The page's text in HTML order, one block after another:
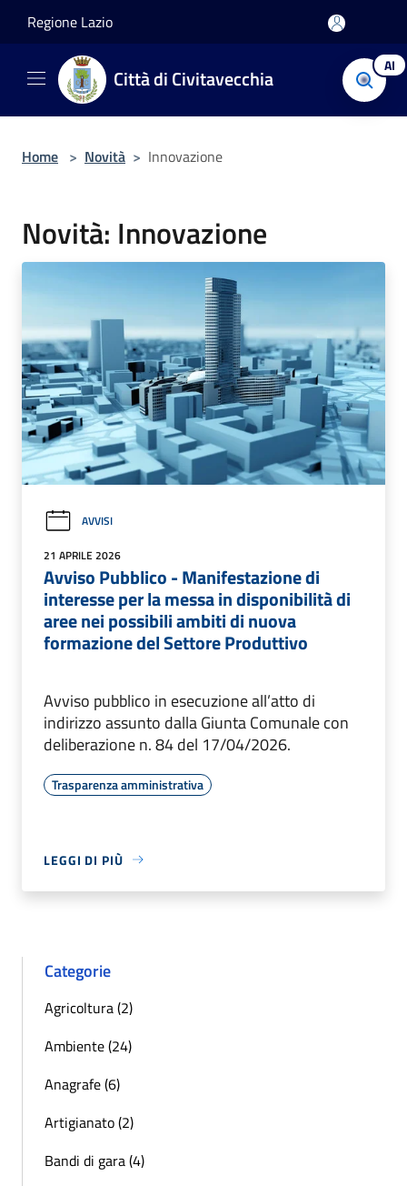
Regione Lazio
Città di Civitavecchia AI
Home > Novità > Innovazione
Novità: Innovazione
AVVISI
21 APRILE 2026
Avviso Pubblico - Manifestazione di
interesse per la messa in disponibilità di
aree nei possibili ambiti di nuova
formazione del Settore Produttivo
Avviso pubblico in esecuzione all’atto di
indirizzo assunto dalla Giunta Comunale con
deliberazione n. 84 del 17/04/2026.
Trasparenza amministrativa
LEGGI DI PIÙ
Categorie
Agricoltura (2)
Ambiente (24)
Anagrafe (6)
Artigianato (2)
Bandi di gara (4)